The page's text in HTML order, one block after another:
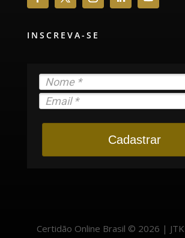
INSCREVA-SE
Cadastrar
Certidão Online Brasil © 2026 |